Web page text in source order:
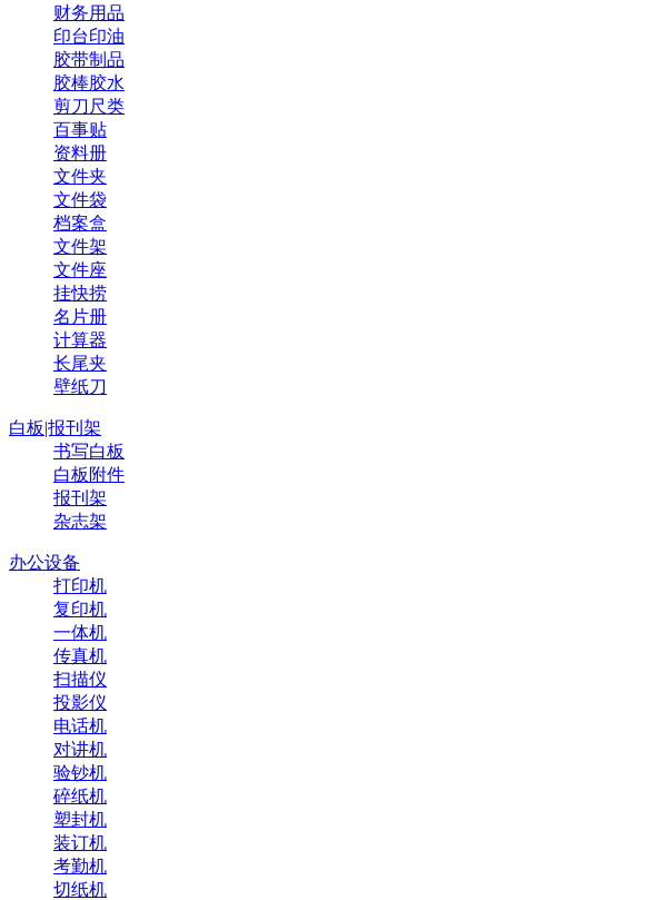
财务用品
印台印油
胶带制品
胶棒胶水
剪刀尺类
百事贴
资料册
文件夹
文件袋
档案盒
文件架
文件座
挂快捞
名片册
计算器
长尾夹
壁纸刀
白板|报刊架
书写白板
白板附件
报刊架
杂志架
办公设备
打印机
复印机
一体机
传真机
扫描仪
投影仪
电话机
对讲机
验钞机
碎纸机
塑封机
装订机
考勤机
切纸机